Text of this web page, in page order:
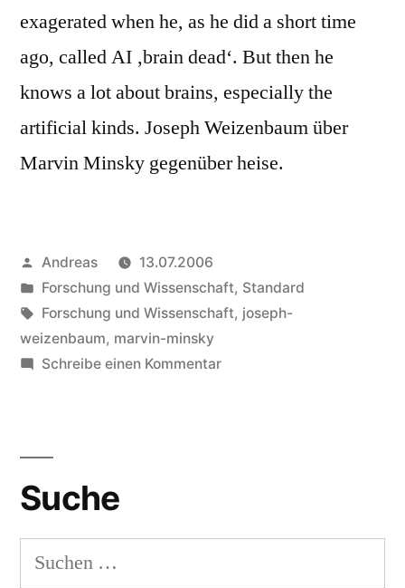
exagerated when he, as he did a short time
ago, called AI ‚brain dead‘. But then he
knows a lot about brains, especially the
artificial kinds. Joseph Weizenbaum über
Marvin Minsky gegenüber heise.
Veröffentlicht
von
Andreas
13.07.2006
Veröffentlicht
in
Forschung und Wissenschaft, Standard
Schlagwörter:
Forschung und Wissenschaft, joseph-
weizenbaum, marvin-minsky
Schreibe einen Kommentarzu
Suche
Suchen